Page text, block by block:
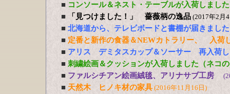
■ コンソール＆ネスト・テーブルが入荷しました
■ 「見つけました！」 薔薇柄の逸品 (2017年2月
■ 北海道から、テレビボードと書棚が届きました
■ 定番と新作の食器＆NEWカトラリー、 入荷
■ アリス デミタスカップ＆ソーサー 再入荷し
■ 刺繍絵画＆クッションが入荷しました（ネコ
■ ファルシチアン絵画絨毯、アリナサブ工房
■ 天然木 ヒノキ材の家具 (2016年11月16日)